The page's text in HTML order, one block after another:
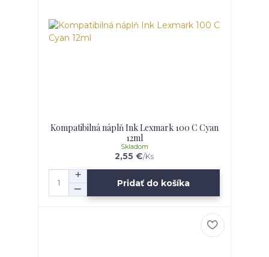
Kompatibilná náplň Ink Lexmark 100 C Cyan
12ml
2,55 €/Ks
Skladom
Pridať do košíka